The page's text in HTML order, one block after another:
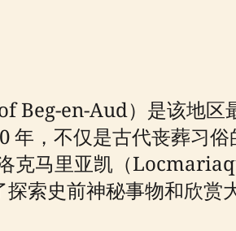
Beg-en-Aud）是该地区
年，不仅是古代丧葬习俗
克马里亚凯（
索史前神秘事物和欣赏